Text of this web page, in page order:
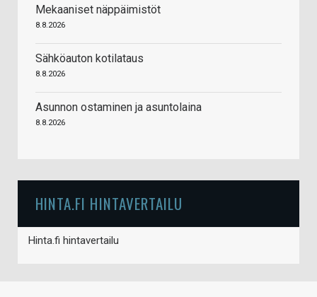
Mekaaniset näppäimistöt
8.8.2026
Sähköauton kotilataus
8.8.2026
Asunnon ostaminen ja asuntolaina
8.8.2026
HINTA.FI HINTAVERTAILU
Hinta.fi hintavertailu